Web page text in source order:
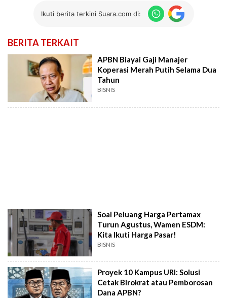
Ikuti berita terkini Suara.com di:
BERITA TERKAIT
APBN Biayai Gaji Manajer
Koperasi Merah Putih Selama Dua
Tahun
BISNIS
Soal Peluang Harga Pertamax
Turun Agustus, Wamen ESDM:
Kita Ikuti Harga Pasar!
BISNIS
Proyek 10 Kampus URI: Solusi
Cetak Birokrat atau Pemborosan
Dana APBN?